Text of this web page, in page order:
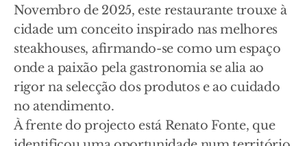
Novembro de 2025, este restaurante trouxe à
cidade um conceito inspirado nas melhores
steakhouses, afirmando-se como um espaço
onde a paixão pela gastronomia se alia ao
rigor na selecção dos produtos e ao cuidado
no atendimento.
À frente do projecto está Renato Fonte, que